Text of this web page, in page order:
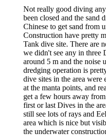
Not really good diving
been closed and the sand
Chinese to get sand from
Construction have pretty
Tank dive site. There are
we didn't see any in
around 5 m and the noise
dredging operation is
dive sites in the area
at the manta points, and
get a few hours away
first or last Dives in the
still see lots of rays and
area which is nice but
the underwater